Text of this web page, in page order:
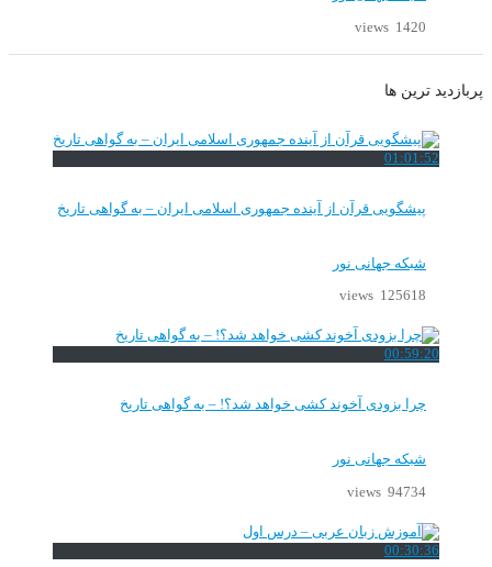
1420 views
پربازدید ترین ها
01:01:52
پیشگویی قرآن از آینده جمهوری اسلامی ایران – به گواهی تاریخ
شبکه جهانی نور
125618 views
00:59:20
چرا بزودی آخوند کشی خواهد شد؟! – به گواهی تاریخ
شبکه جهانی نور
94734 views
00:30:36